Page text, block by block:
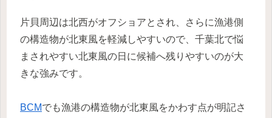
片貝周辺は北西がオフショアとされ、さらに漁港側
の構造物が北東風を軽減しやすいので、千葉北で悩
まされやすい北東風の日に候補へ残りやすいのが大
きな強みです。
BCMでも漁港の構造物が北東風をかわす点が明記さ